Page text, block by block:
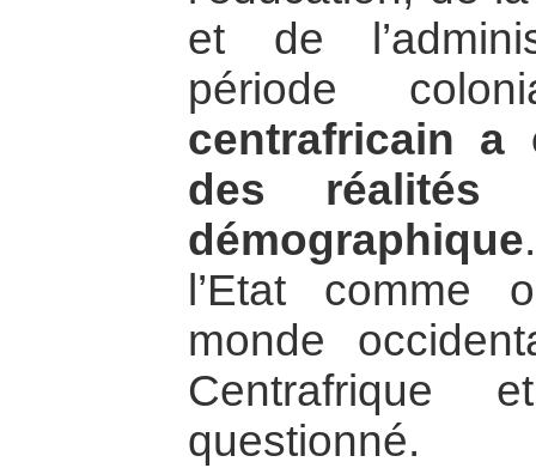
et de
période
centrafricain a
des réalités
démographique
l’Etat comme
monde
Centrafrique
questionné.